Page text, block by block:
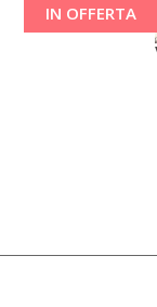
IN OFFERTA